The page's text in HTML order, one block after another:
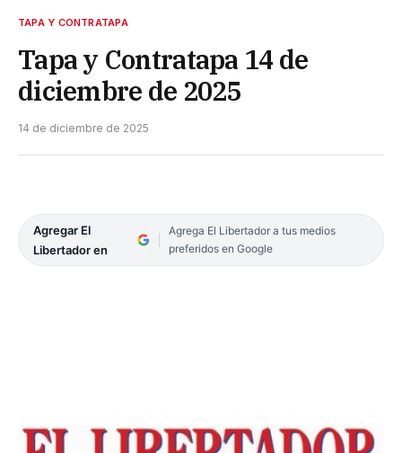
TAPA Y CONTRATAPA
Tapa y Contratapa 14 de
diciembre de 2025
14 de diciembre de 2025
Agregar El
Libertador en
Agrega El Libertador a tus medios
preferidos en Google